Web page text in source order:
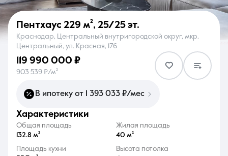
О компании Контакты
8 (861) 297-00-00
Ежедневно с 08:30 до 20:00
Пентхаус 229 м², 25/25 эт.
Краснодар, Центральный внутригородской округ, мкр.
Центральный, ул. Красная, 176
119 990 000 ₽
903 539 ₽/м²
В ипотеку от 1 393 033 ₽/мес
характеристики
Общая площадь
132.8 м²
Жилая площадь
40 м²
Площадь кухни
Высота потолка